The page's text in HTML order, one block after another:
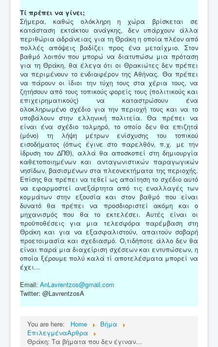
Τί πρέπει να γίνει;
Σήμερα, καθώς ολόκληρη η χώρα βρίσκεται σε
κατάσταση εκτάκτου ανάγκης, δεν υπάρχουν άλλα
περιθώρια αδράνειας για τη Θράκη η οποία πλέον από
πολλές απόψεις βαδίζει προς ένα μεταίχμιο. Στον
βαθμό λοιπόν που μπορώ να διατυπώσω μια πρόταση
για τη Θράκη, θα έλεγα ότι οι Θρακιώτες δεν πρέπει
να περιμένουν το ενδιαφέρον της Αθήνας. Θα πρέπει
να πάρουν οι ίδιοι την τύχη τους στα χέρια τους, να
ζητήσουν από τους τοπικούς φορείς τους (πολιτικούς και
επιχειρηματικούς) να καταστρώσουν ένα
ολοκληρωμένο σχέδιο για την περιοχή τους και να το
υποβάλουν στην ελληνική πολιτεία. Θα πρέπει να
είναι ένα σχέδιο τολμηρό, το οποίο δεν θα επιζητά
(μόνο) τη λήψη μέτρων ενίσχυσης του τοπικού
εισοδήματος (όπως έγινε στο παρελθόν, π.χ. με την
ίδρυση του ΔΠΘ), αλλά θα αποσκοπεί στη δημιουργία
καθετοποιημένων και ανταγωνιστικών παραγωγικών
νησίδων, βασισμένων στα πλεονεκτήματα της περιοχής.
Επίσης θα πρέπει να τεθεί ως απαίτηση το σχέδιο αυτό
να εφαρμοστεί ανεξάρτητα από τις εναλλαγές των
κομμάτων στην εξουσία και στον βαθμό που είναι
δυνατό θα πρέπει να προσδιοριστεί ακόμη και ο
μηχανισμός που θα το εκτελέσει. Αυτές είναι οι
προϋποθέσεις για μια τελεσφόρα παρέμβαση στη
Θράκη και για να εξασφαλιστούν, απαιτούν σοβαρή
προετοιμασία και σχεδιασμό. Ο,τιδήποτε άλλο δεν θα
είναι παρά μια διαχείριση σχέσεων και εντυπώσεων, η
οποία ξέρουμε πολύ καλά τί αποτελέσματα μπορεί να
έχει...
Email: AnLavrentzos@gmail.com
Twitter: @LavrentzosΑ
You are here: Home
Βήμα
ΕπιλεγμέναΑρθρα
Θράκη: Τα βήματα που δεν έγιναν…